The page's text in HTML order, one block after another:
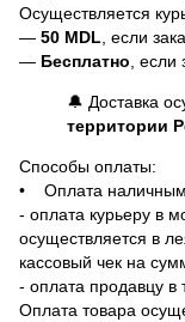
Осуществляется
— 50 MDL , если
— Бесплатно ,
🔔 Доставка
территории
Способы оплаты:
• Оплата
- оплата курьеру в
осуществляется в
кассовый чек на
- оплата продавцу в
Оплата товара